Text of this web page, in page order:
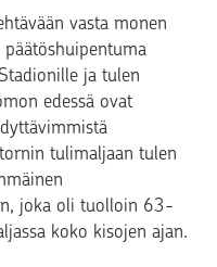
vasta monen
ja tulen
edessä ovat
tulimaljaan tulen
joka oli tuolloin 63-
koko kisojen ajan.